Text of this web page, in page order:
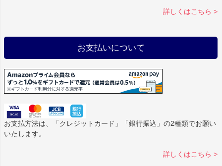
詳しくはこちら >
お支払いについて
お支払方法は、「クレジットカード」「銀行振込」の2種類でお願い
いたします。
詳しくはこちら >